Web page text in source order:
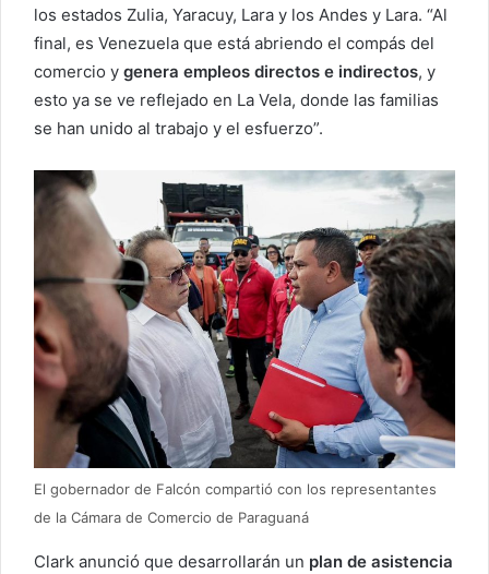
los estados Zulia, Yaracuy, Lara y los Andes y Lara. “Al
final, es Venezuela que está abriendo el compás del
comercio y genera empleos directos e indirectos, y
esto ya se ve reflejado en La Vela, donde las familias
se han unido al trabajo y el esfuerzo”.
El gobernador de Falcón compartió con los representantes
de la Cámara de Comercio de Paraguaná
Clark anunció que desarrollarán un plan de asistencia